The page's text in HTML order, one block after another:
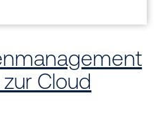
Cloud